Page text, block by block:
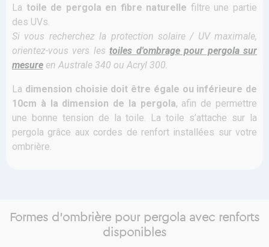
La toile de pergola en fibre naturelle filtre une partie
des UVs.
Si vous recherchez la protection solaire / UV maximale,
orientez-vous vers lestoiles d'ombrage pour pergola sur
mesure en Australe 340 ou Acryl 300.
La dimension choisie doit être égale ou inférieure de
10cm à la dimension de la pergola, afin de permettre
une bonne tension de la toile. La toile s’attache sur la
pergola grâce aux cordes de renfort installées sur votre
ombrière.
Formes d'ombrière pour pergola avec renforts
disponibles